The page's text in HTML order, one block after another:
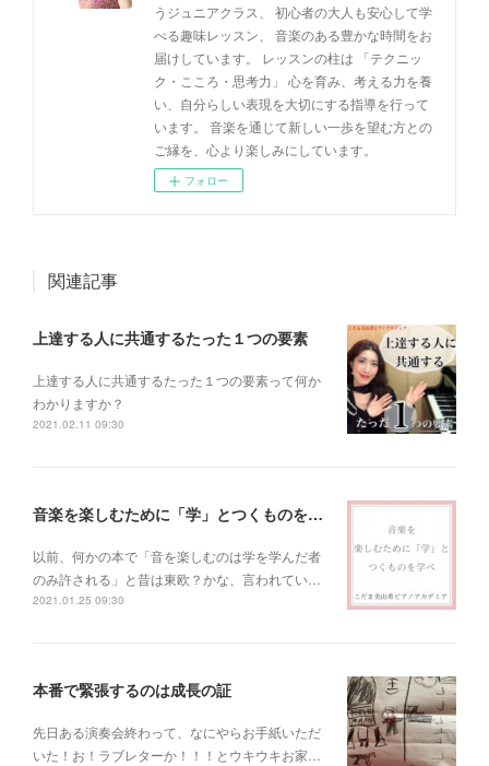
うジュニアクラス、 初心者の大人も安心して学
べる趣味レッスン、 音楽のある豊かな時間をお
届けしています。 レッスンの柱は 「テクニッ
ク・こころ・思考力」 心を育み、考える力を養
い、自分らしい表現を大切にする指導を行って
います。 音楽を通じて新しい一歩を望む方との
ご縁を、心より楽しみにしています。
フォロー
関連記事
上達する人に共通するたった１つの要素
上達する人に共通するたった１つの要素って何か
わかりますか？
2021.02.11 09:30
音楽を楽しむために「学」とつくものを学べ！
以前、何かの本で「音を楽しむのは学を学んだ者
のみ許される」と昔は東欧？かな、言われてい…
2021.01.25 09:30
本番で緊張するのは成長の証
先日ある演奏会終わって、なにやらお手紙いただ
いた！お！ラブレターか！！！とウキウキお家…